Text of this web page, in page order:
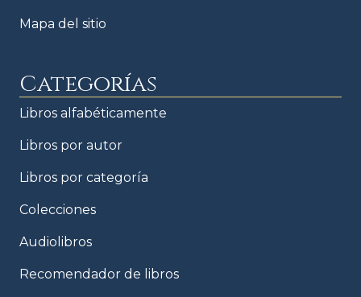
Mapa del sitio
Categorías
Libros alfabéticamente
Libros por autor
Libros por categoría
Colecciones
Audiolibros
Recomendador de libros